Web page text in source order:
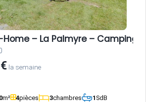
– La Palmyre – Camping
la semaine
m² 4pièces 3chambres 1SdB